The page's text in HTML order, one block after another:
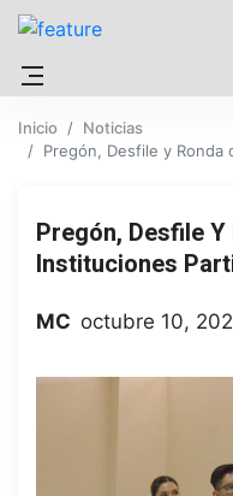
Inicio
Noticias
Pregón, Desfile y
Pregón, Desfile
Instituciones
MC octubre 10,